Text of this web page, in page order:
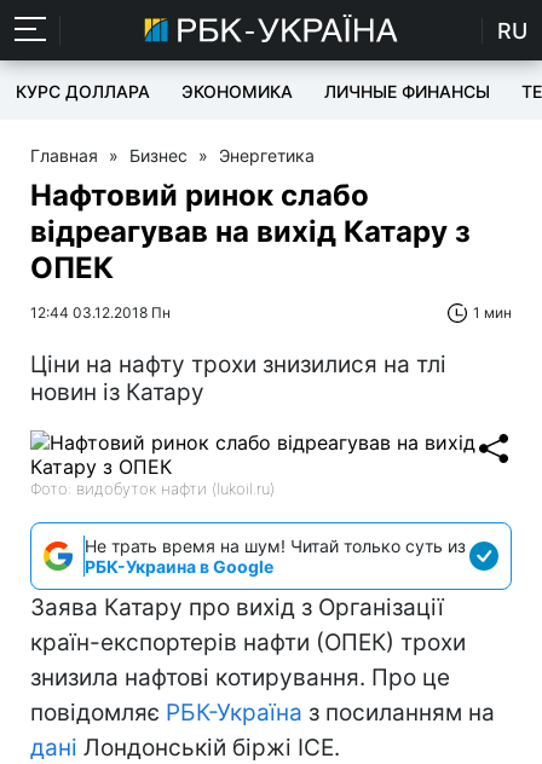
RU
КУРС ДОЛЛАРА ЭКОНОМИКА ЛИЧНЫЕ ФИНАНСЫ
Главная » Бизнес » Энергетика
Нафтовий ринок слабо
відреагував на вихід Катару з
ОПЕК
12:44 03.12.2018 Пн 1 мин
Ціни на нафту трохи знизилися на тлі
новин із Катару
Фото: видобуток нафти (lukoil.ru)
Не трать время на шум! Читай только суть из
РБК-Украина в Google
Заява Катару про вихід з Організації
країн-експортерів нафти (ОПЕК) трохи
знизила нафтові котирування. Про це
повідомляє РБК-Україна з посиланням на
дані Лондонській біржі ICE.